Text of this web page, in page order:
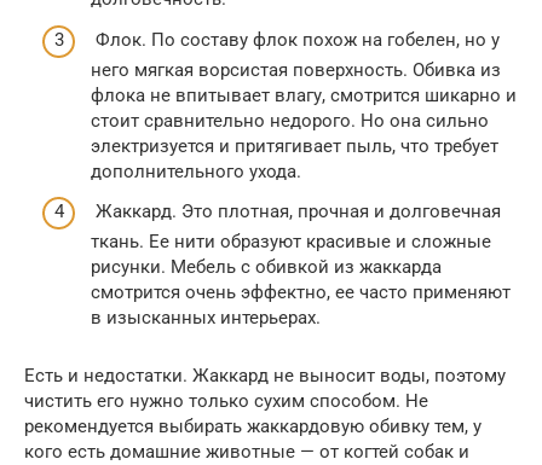
Флок. По составу флок похож на гобелен, но у
него мягкая ворсистая поверхность. Обивка из
флока не впитывает влагу, смотрится шикарно и
стоит сравнительно недорого. Но она сильно
электризуется и притягивает пыль, что требует
дополнительного ухода.
Жаккард. Это плотная, прочная и долговечная
ткань. Ее нити образуют красивые и сложные
рисунки. Мебель с обивкой из жаккарда
смотрится очень эффектно, ее часто применяют
в изысканных интерьерах.
Есть и недостатки. Жаккард не выносит воды, поэтому
чистить его нужно только сухим способом. Не
рекомендуется выбирать жаккардовую обивку тем, у
кого есть домашние животные — от когтей собак и